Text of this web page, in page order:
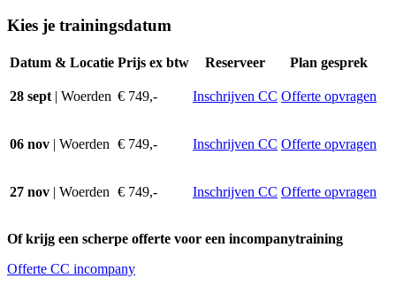
Kies je trainingsdatum
Datum & Locatie Prijs ex btw Reserveer Plan gesprek
28 sept | Woerden € 749,- Inschrijven CC Offerte opvragen
06 nov | Woerden € 749,- Inschrijven CC Offerte opvragen
27 nov | Woerden € 749,- Inschrijven CC Offerte opvragen
Of krijg een scherpe offerte voor een incompanytraining
Offerte CC incompany